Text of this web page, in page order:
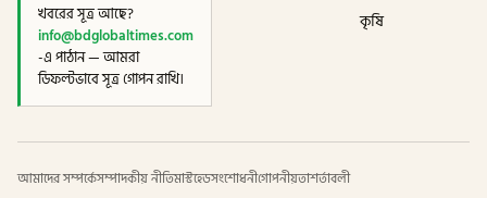
খবরের সূত্র আছে?
info@bdglobaltimes.com
-এ পাঠান — আমরা
ডিফল্টভাবে সূত্র গোপন রাখি।
কৃষি
আমাদের সম্পর্কেসম্পাদকীয় নীতিমাস্টহেডসংশোধনীগোপনীয়তাশর্তাবলী